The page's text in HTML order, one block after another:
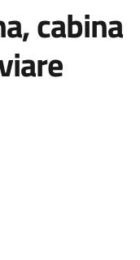
cabina